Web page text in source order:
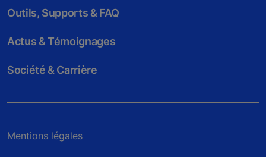
Outils, Supports & FAQ
Actus & Témoignages
Société & Carrière
Mentions légales